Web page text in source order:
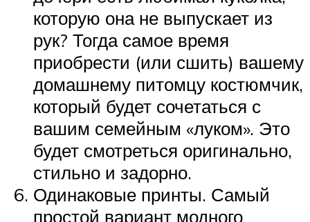
которую она не выпускает из
рук? Тогда самое время
приобрести (или сшить) вашему
домашнему питомцу костюмчик,
который будет сочетаться с
вашим семейным «луком». Это
будет смотреться оригинально,
стильно и задорно.
Одинаковые принты. Самый
простой вариант модного